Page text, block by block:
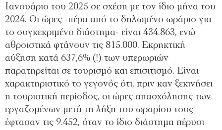
Ιανουάριο του 2025 σε σχέση με τον ίδιο μήνα του
2024. Οι ώρες -πέρα από το δηλωμένο ωράριο για
το συγκεκριμένο διάστημα- είναι 434.863, ενώ
αθροιστικά φτάνουν τις 815.000. Εκρηκτική
αύξηση κατά 637,6% (!) των υπερωριών
παρατηρείται σε τουρισμό και επισιτισμό. Είναι
χαρακτηριστικό το γεγονός ότι, πριν καν ξεκινήσει
η τουριστική περίοδος, οι ώρες απασχόλησης των
εργαζομένων μετά τη λήξη του ωραρίου τους
έφτασαν τις 9.452, όταν το ίδιο διάστημα πέρυσι